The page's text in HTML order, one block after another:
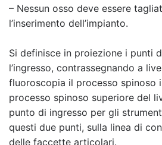
– Nessun osso deve essere
l’inserimento dell’impianto.
Si definisce in proiezione i punti
l’ingresso, contrassegnando a
fluoroscopia il processo spinoso
processo spinoso superiore del
punto di ingresso per gli
questi due punti, sulla linea di
delle faccette articolari.